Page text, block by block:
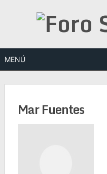
MENÚ
Mar Fuentes